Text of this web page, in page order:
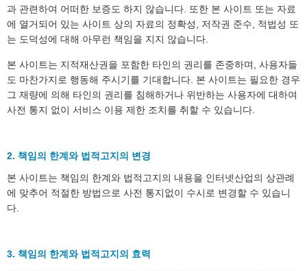
과 관련하여 어떠한 보증도 하지 않습니다. 또한 본 사이트 또는 자료
에 열거되어 있는 사이트 상의 자료의 정확성, 저작권 준수, 적법성 또
는 도덕성에 대해 아무런 책임을 지지 않습니다.
본 사이트는 지적재산권을 포함한 타인의 권리를 존중하며, 사용자들
도 마찬가지로 행동해 주시기를 기대합니다. 본 사이트는 필요한 경우
그 재량에 의해 타인의 권리를 침해하거나 위반하는 사용자에 대하여
사전 통지 없이 서비스 이용 제한 조치를 취할 수 있습니다.
2. 책임의 한계와 법적고지의 변경
본 사이트는 책임의 한계와 법적고지의 내용을 인터넷산업의 상관례
에 맞추어 적절한 방법으로 사전 통지없이 수시로 변경할 수 있습니
다.
3. 책임의 한계와 법적고지의 효력